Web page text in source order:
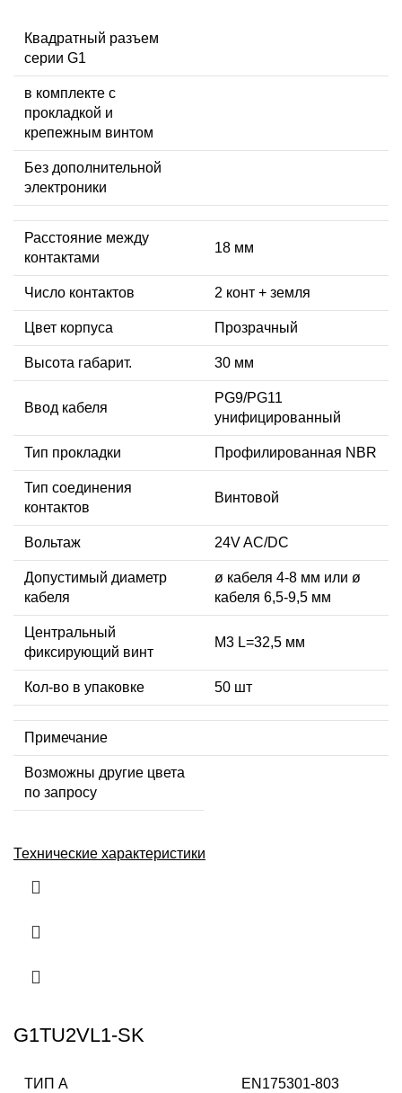
Квадратный разъем
серии G1
в комплекте с
прокладкой и
крепежным винтом
Без дополнительной
электроники
Расстояние между
контактами
18 мм
Число контактов 2 конт + земля
Цвет корпуса Прозрачный
Высота габарит. 30 мм
Ввод кабеля
PG9/PG11
унифицированный
Тип прокладки Профилированная NBR
Тип соединения
контактов
Винтовой
Вольтаж 24V AC/DC
Допустимый диаметр
кабеля
ø кабеля 4-8 мм или ø
кабеля 6,5-9,5 мм
Центральный
фиксирующий винт
М3 L=32,5 мм
Кол-во в упаковке 50 шт
Примечание
Возможны другие цвета
по запросу
Технические характеристики
G1TU2VL1-SK
ТИП А EN175301-803